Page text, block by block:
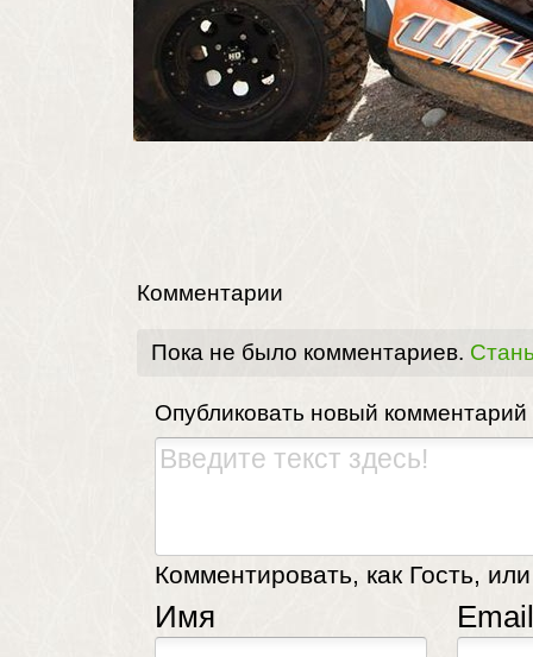
Комментарии
Пока не было комментариев.
Опубликовать новый комментарий
Комментировать, как Гость,
Имя